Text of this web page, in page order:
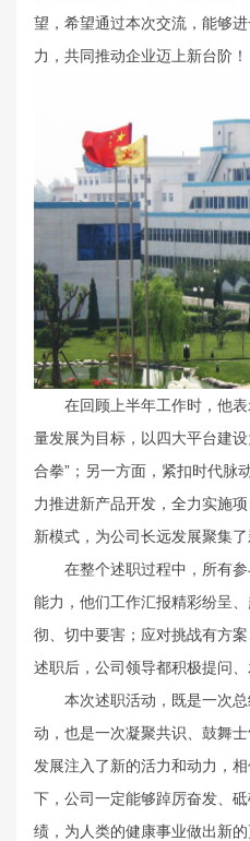
望，希望通过本次交流，能够
力，共同推动企业迈上新台阶！
在回顾上半年工作时，他表
量发展为目标，以四大平台建
合拳”；另一方面，紧扣时代脉
力推进新产品开发，全力实施
新模式，为公司长远发展聚集了
在整个述职过程中，所有参
能力，他们工作汇报精彩纷呈
彻、切中要害；应对挑战有方
述职后，公司领导都积极提问
本次述职活动，既是一次总
动，也是一次凝聚共识、鼓舞
发展注入了新的活力和动力，
下，公司一定能够踔厉奋发、
绩，为人类的健康事业做出新的